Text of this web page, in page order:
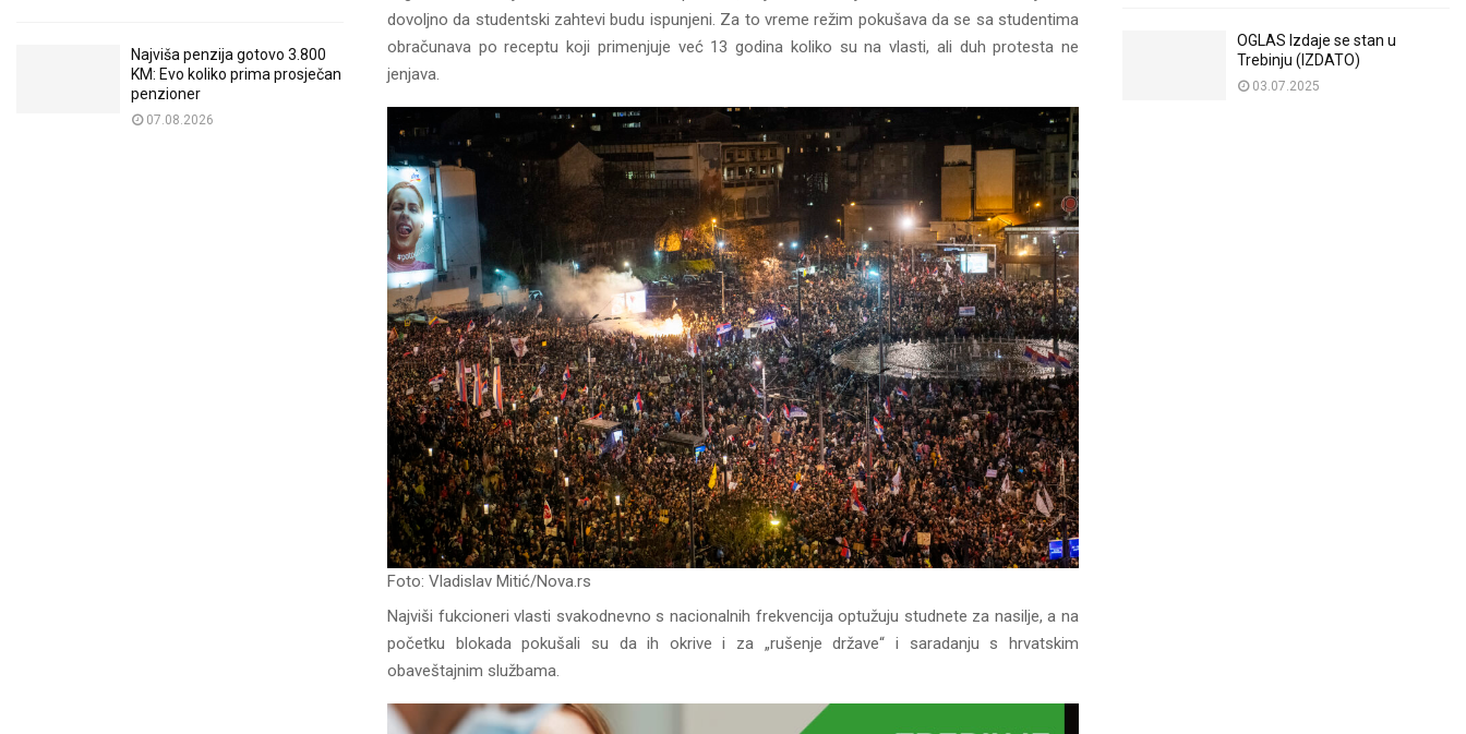
dovoljno da studentski zahtevi budu ispunjeni. Za to vreme režim pokušava da se sa studentima
obračunava po receptu koji primenjuje već 13 godina koliko su na vlasti, ali duh protesta ne
jenjava.
Foto: Vladislav Mitić/Nova.rs
Najviši fukcioneri vlasti svakodnevno s nacionalnih frekvencija optužuju studnete za nasilje, a na
početku blokada pokušali su da ih okrive i za „rušenje države“ i saradanju s hrvatskim
obaveštajnim službama.
Najviša penzija gotovo 3.800
KM: Evo koliko prima prosječan
penzioner
07.08.2026
OGLAS Izdaje se stan u
Trebinju (IZDATO)
03.07.2025